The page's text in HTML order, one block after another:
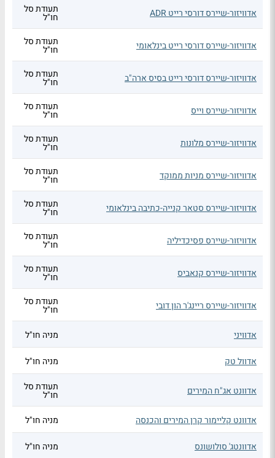
אדוויזור-שיירס דורסי רייט ADR תעודת סל
חו"ל
אדוויזור-שיירס דורסי רייט בינלאומי תעודת סל
חו"ל
אדוויזור-שיירס דורסי רייט בסיס ארה"ב תעודת סל
חו"ל
אדוויזור-שיירס וייס תעודת סל
חו"ל
אדוויזור-שיירס מלונות תעודת סל
חו"ל
אדוויזור-שיירס מניות ממוקד תעודת סל
חו"ל
אדוויזור-שיירס סטאר קנייה-כתיבה בינלאומי תעודת סל
חו"ל
אדוויזור-שיירס פסיכדיליה תעודת סל
חו"ל
אדוויזור-שיירס קנאביס תעודת סל
חו"ל
אדוויזור-שיירס ריינג'ר הון דובי תעודת סל
חו"ל
אדוויני
מניה חו"ל
אדוול טק מניה חו"ל
אדוונט אג"ח המירים תעודת סל
חו"ל
אדוונט קליימור קרן המירים והכנסה
מניה חו"ל
אדוונטג' סולושונס מניה חו"ל